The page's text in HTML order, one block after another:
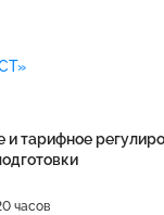
и тарифное
часов